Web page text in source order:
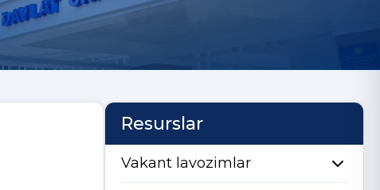
Resurslar
Vakant lavozimlar